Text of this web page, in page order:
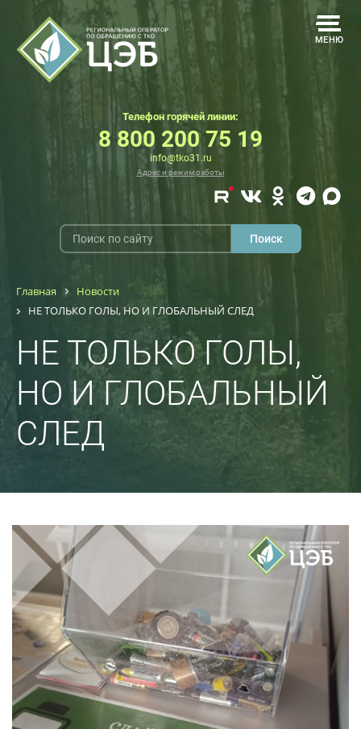
МЕНЮ
Телефон горячей линии:
8 800 200 75 19
info@tko31.ru
Адрес и режим работы
Главная
Новости
НЕ ТОЛЬКО ГОЛЫ, НО И ГЛОБАЛЬНЫЙ СЛЕД
НЕ ТОЛЬКО ГОЛЫ,
НО И ГЛОБАЛЬНЫЙ
СЛЕД